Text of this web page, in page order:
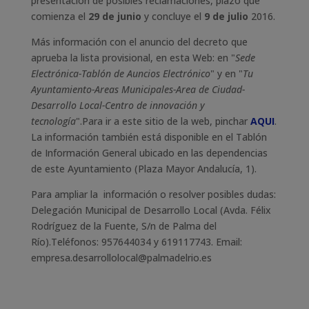
comienza el 29 de junio y concluye el 9 de julio 2016.
Más información con el anuncio del decreto que
aprueba la lista provisional, en esta Web: en "Sede
Electrónica-Tablón de Auncios Electrónico" y en "Tu
Ayuntamiento-Areas Municipales-Area de Ciudad-
Desarrollo Local-Centro de innovación y
tecnología".Para ir a este sitio de la web, pinchar AQUI.
La información también está disponible en el Tablón
de Información General ubicado en las dependencias
de este Ayuntamiento (Plaza Mayor Andalucía, 1).
Para ampliar la información o resolver posibles dudas:
Delegación Municipal de Desarrollo Local (Avda. Félix
Rodríguez de la Fuente, S/n de Palma del
Río).Teléfonos: 957644034 y 619117743. Email:
empresa.desarrollolocal@palmadelrio.es